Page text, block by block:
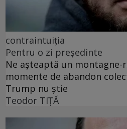
contraintuiția
Pentru o zi președinte
Ne așteaptă un montagne-
momente de abandon
Trump nu știe
Teodor TIŢĂ